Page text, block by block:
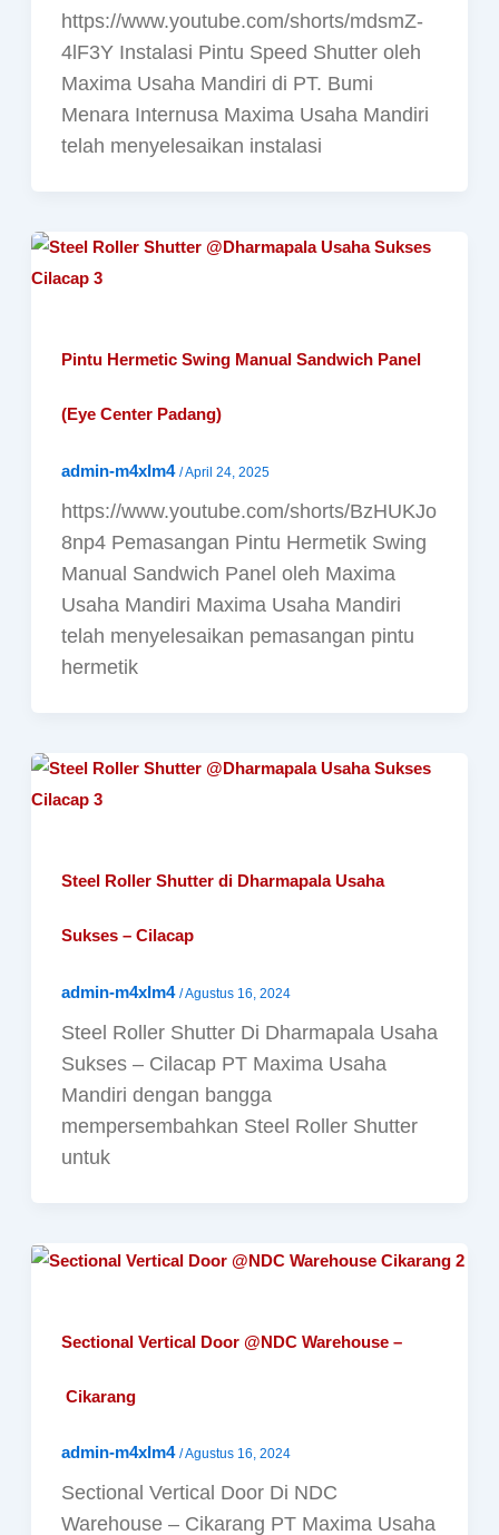
https://www.youtube.com/shorts/mdsmZ-
4lF3Y Instalasi Pintu Speed Shutter oleh
Maxima Usaha Mandiri di PT. Bumi
Menara Internusa Maxima Usaha Mandiri
telah menyelesaikan instalasi
Pintu Hermetic Swing Manual Sandwich Panel
(Eye Center Padang)
admin-m4xIm4 /April 24, 2025
https://www.youtube.com/shorts/BzHUKJo
8np4 Pemasangan Pintu Hermetik Swing
Manual Sandwich Panel oleh Maxima
Usaha Mandiri Maxima Usaha Mandiri
telah menyelesaikan pemasangan pintu
hermetik
Steel Roller Shutter di Dharmapala Usaha
Sukses – Cilacap
admin-m4xIm4 /Agustus 16, 2024
Steel Roller Shutter Di Dharmapala Usaha
Sukses – Cilacap PT Maxima Usaha
Mandiri dengan bangga
mempersembahkan Steel Roller Shutter
untuk
Sectional Vertical Door @NDC Warehouse –
Cikarang
admin-m4xIm4 /Agustus 16, 2024
Sectional Vertical Door Di NDC
Warehouse – Cikarang PT Maxima Usaha